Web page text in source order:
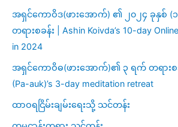
အရှင်ကောဝိဒ(ဖားအောက်) ၏ ၂၀၂၄ ခုနှစ် (
တရားစခန်း | Ashin Koivda’s 10-day
in 2024
အရှင်ကောဝိဓ(ဖားအောက်)၏ ၃ ရက် တရားစခ
(Pa-auk)’s 3-day meditation retreat
ထာဝရငြိမ်းချမ်းရေးသို့ သင်တန်း